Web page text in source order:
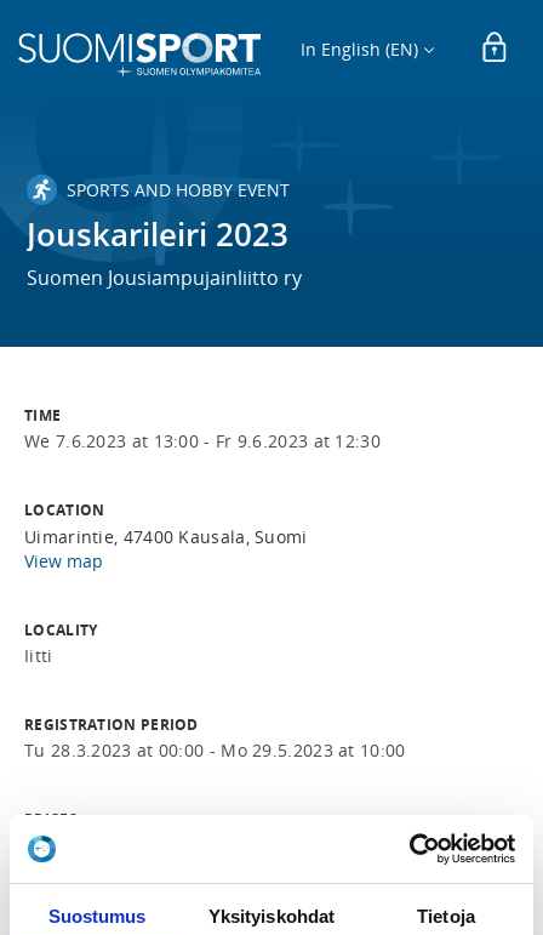
Suostumus Yksityiskohdat Tietoja
In English (EN)
SPORTS AND HOBBY EVENT
Jouskarileiri 2023
Suomen Jousiampujainliitto ry
TIME
We 7.6.2023 at 13:00 - Fr 9.6.2023 at 12:30
LOCATION
Uimarintie, 47400 Kausala, Suomi
View map
LOCALITY
Iitti
REGISTRATION PERIOD
Tu 28.3.2023 at 00:00 - Mo 29.5.2023 at 10:00
PRICES
Lapset ja nuoret 145,00 € -
hallivuokran. Majoitus 2hh ja aamiainen Hotel Radalla